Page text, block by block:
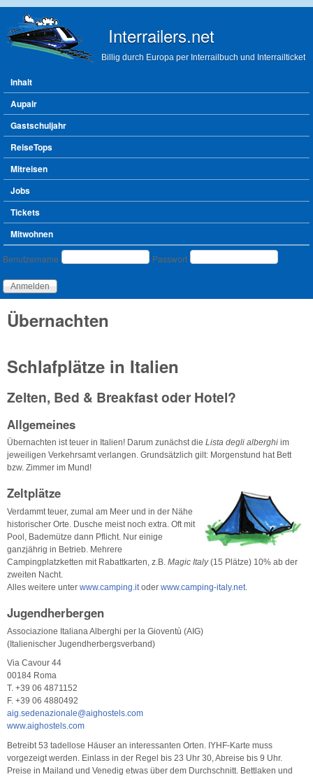
Interrailers.net
Billig durch Europa per Interrailbuch und Interrailticket
Hauptmenü
Inhalt
Aupair
Gastschuljahr
ReiseTops
Mitreisen
Jobs
Tickets
Mitwohnen
Benutzeranmeldung
Benutzername Passwort
Übernachten
Schlafplätze in Italien
Zelten, Bed & Breakfast oder Hotel?
Allgemeines
Übernachten ist teuer in Italien! Darum zunächst die Lista degli alberghi im
jeweiligen Verkehrsamt verlangen. Grundsätzlich gilt: Morgenstund hat Bett
bzw. Zimmer im Mund!
Zeltplätze
Verdammt teuer, zumal am Meer und in der Nähe
historischer Orte. Dusche meist noch extra. Oft mit
Pool, Bademütze dann Pflicht. Nur einige
ganzjährig in Betrieb. Mehrere
Campingplatzketten mit Rabattkarten, z.B. Magic Italy(15 Plätze) 10% ab der
zweiten Nacht.
Alles weitere unter www.camping.itoder www.camping-italy.net.
Jugendherbergen
Associazione Italiana Alberghi per la Gioventù (AIG)
(Italienischer Jugendherbergsverband)
Via Cavour 44
00184 Roma
T. +39 06 4871152
F. +39 06 4880492
aig.sedenazionale@aighostels.com
www.aighostels.com
Betreibt 53 tadellose Häuser an interessanten Orten. IYHF-Karte muss
vorgezeigt werden. Einlass in der Regel bis 23 Uhr 30, Abreise bis 9 Uhr.
Preise in Mailand und Venedig etwas über dem Durchschnitt. Bettlaken und